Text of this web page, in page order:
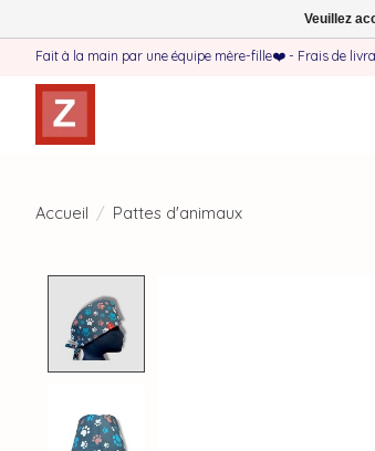
Fait à la main par une équipe mère-fille❤️ - Frais de
Accueil / Pattes d'animaux
Veuillez